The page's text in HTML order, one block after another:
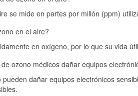
se mide en partes por millón (ppm)
en el aire?
en oxígeno, por lo que su vida
ozono médicos dañar equipos
dañar equipos electrónicos